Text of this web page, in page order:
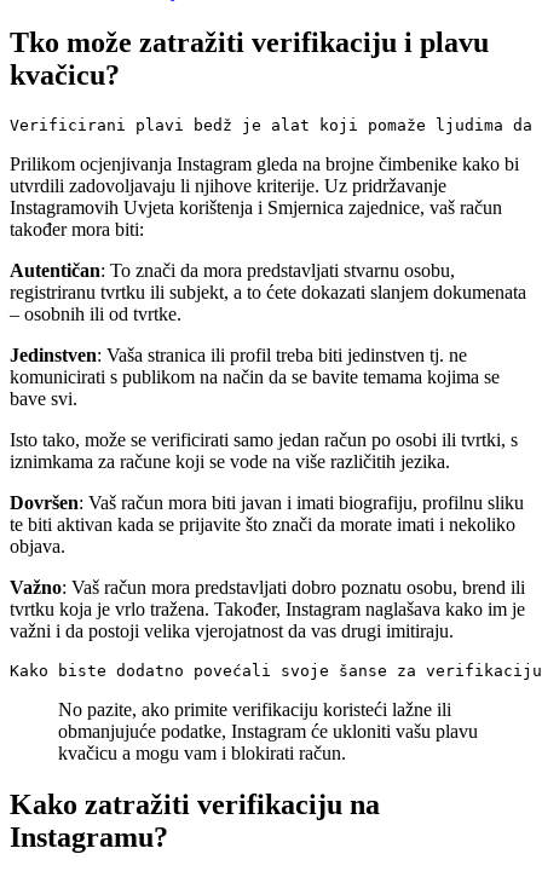
Tko može zatražiti verifikaciju i plavu
kvačicu?
Verificirani plavi bedž je alat koji pomaže ljudima
Prilikom ocjenjivanja Instagram gleda na brojne čimbenike kako bi
utvrdili zadovoljavaju li njihove kriterije. Uz pridržavanje
Instagramovih Uvjeta korištenja i Smjernica zajednice, vaš račun
također mora biti:
Autentičan: To znači da mora predstavljati stvarnu osobu,
registriranu tvrtku ili subjekt, a to ćete dokazati slanjem dokumenata
– osobnih ili od tvrtke.
Jedinstven: Vaša stranica ili profil treba biti jedinstven tj. ne
komunicirati s publikom na način da se bavite temama kojima se
bave svi.
Isto tako, može se verificirati samo jedan račun po osobi ili tvrtki, s
iznimkama za račune koji se vode na više različitih jezika.
Dovršen: Vaš račun mora biti javan i imati biografiju, profilnu sliku
te biti aktivan kada se prijavite što znači da morate imati i nekoliko
objava.
Važno: Vaš račun mora predstavljati dobro poznatu osobu, brend ili
tvrtku koja je vrlo tražena. Također, Instagram naglašava kako im je
važni i da postoji velika vjerojatnost da vas drugi imitiraju.
Kako biste dodatno povećali svoje šanse za
No pazite, ako primite verifikaciju koristeći lažne ili
obmanjujuće podatke, Instagram će ukloniti vašu plavu
kvačicu a mogu vam i blokirati račun.
Kako zatražiti verifikaciju na
Instagramu?